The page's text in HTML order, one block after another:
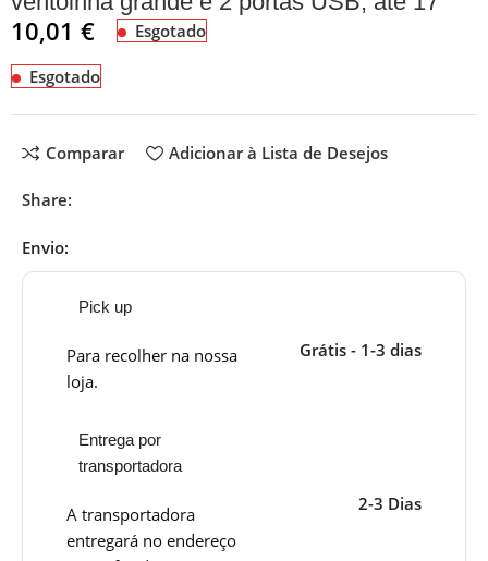
10,01€ Esgotado
Esgotado
Comparar Adicionar à Lista de Desejos
Share:
Envio:
Pick up
Para recolher na nossa
loja.
Grátis - 1-3 dias
Entrega por
transportadora
A transportadora
entregará no endereço
2-3 Dias